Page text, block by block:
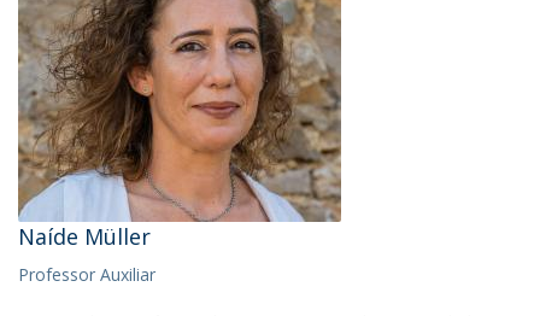
Naíde Müller
Professor Auxiliar